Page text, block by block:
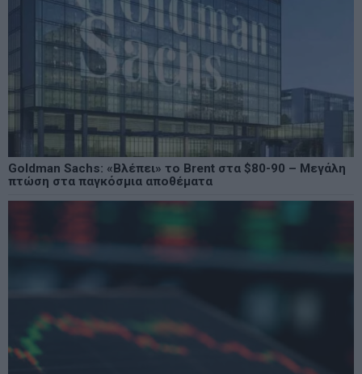
Goldman Sachs: «Βλέπει» το Brent στα $80-90 – Μεγάλη
πτώση στα παγκόσμια αποθέματα